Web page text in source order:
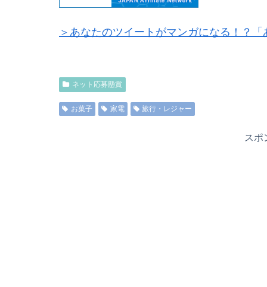
＞あなたのツイートがマンガになる！？
ネット応募懸賞
お菓子 家電 旅行・レジャー
スポ